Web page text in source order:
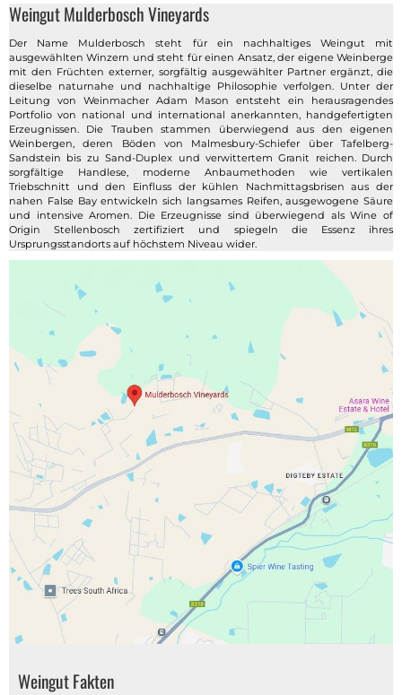
Weingut Mulderbosch Vineyards
Der Name Mulderbosch steht für ein nachhaltiges Weingut mit
ausgewählten Winzern und steht für einen Ansatz, der eigene Weinberge
mit den Früchten externer, sorgfältig ausgewählter Partner ergänzt, die
dieselbe naturnahe und nachhaltige Philosophie verfolgen. Unter der
Leitung von Weinmacher Adam Mason entsteht ein herausragendes
Portfolio von national und international anerkannten, handgefertigten
Erzeugnissen. Die Trauben stammen überwiegend aus den eigenen
Weinbergen, deren Böden von Malmesbury-Schiefer über Tafelberg-
Sandstein bis zu Sand-Duplex und verwittertem Granit reichen. Durch
sorgfältige Handlese, moderne Anbaumethoden wie vertikalen
Triebschnitt und den Einfluss der kühlen Nachmittagsbrisen aus der
nahen False Bay entwickeln sich langsames Reifen, ausgewogene Säure
und intensive Aromen. Die Erzeugnisse sind überwiegend als Wine of
Origin Stellenbosch zertifiziert und spiegeln die Essenz ihres
Ursprungsstandorts auf höchstem Niveau wider.
Weingut Fakten